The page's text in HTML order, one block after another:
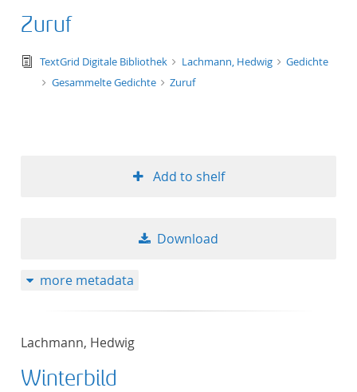
Zuruf
text/tg.edition+tg.aggregation+xml
TextGrid Digitale Bibliothek Lachmann, Hedwig
Gedichte
Gesammelte Gedichte
Zuruf
Add to shelf
Download
more metadata
Lachmann, Hedwig
Winterbild